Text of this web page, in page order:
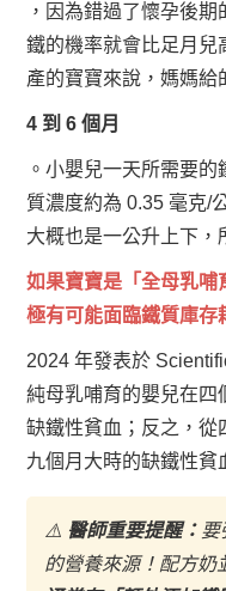
，因為錯過了懷孕後
鐵的機率就會比足月兒
產的寶寶來說，媽媽給
4 到 6 個月
。小嬰兒一天所需要
質濃度約為 0.35 毫克/
大概也是一公升上下，
如果寶寶是「全母乳哺
極有可能面臨鐵質庫存
2024 年發表於
純母乳哺育的嬰兒在四
缺鐵性貧血；反之，從
九個月大時的缺鐵性貧
⚠️ 醫師重要提醒： 要
的營養來源！配方奶